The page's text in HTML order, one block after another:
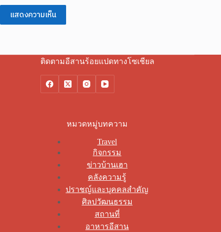
แสดงความเห็น
ติดตามอีสานร้อยแปดทางโซเชียล
หมวดหมู่บทความ
Travel
กิจกรรม
ข่าวบ้านเฮา
คลังความรู้
ปราชญ์และบุคคลสำคัญ
ศิลปวัฒนธรรม
สถานที่
อาหารอีสาน